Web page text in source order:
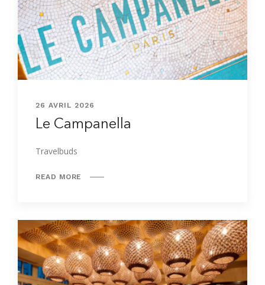
26 AVRIL 2026
Le Campanella
Travelbuds
READ MORE